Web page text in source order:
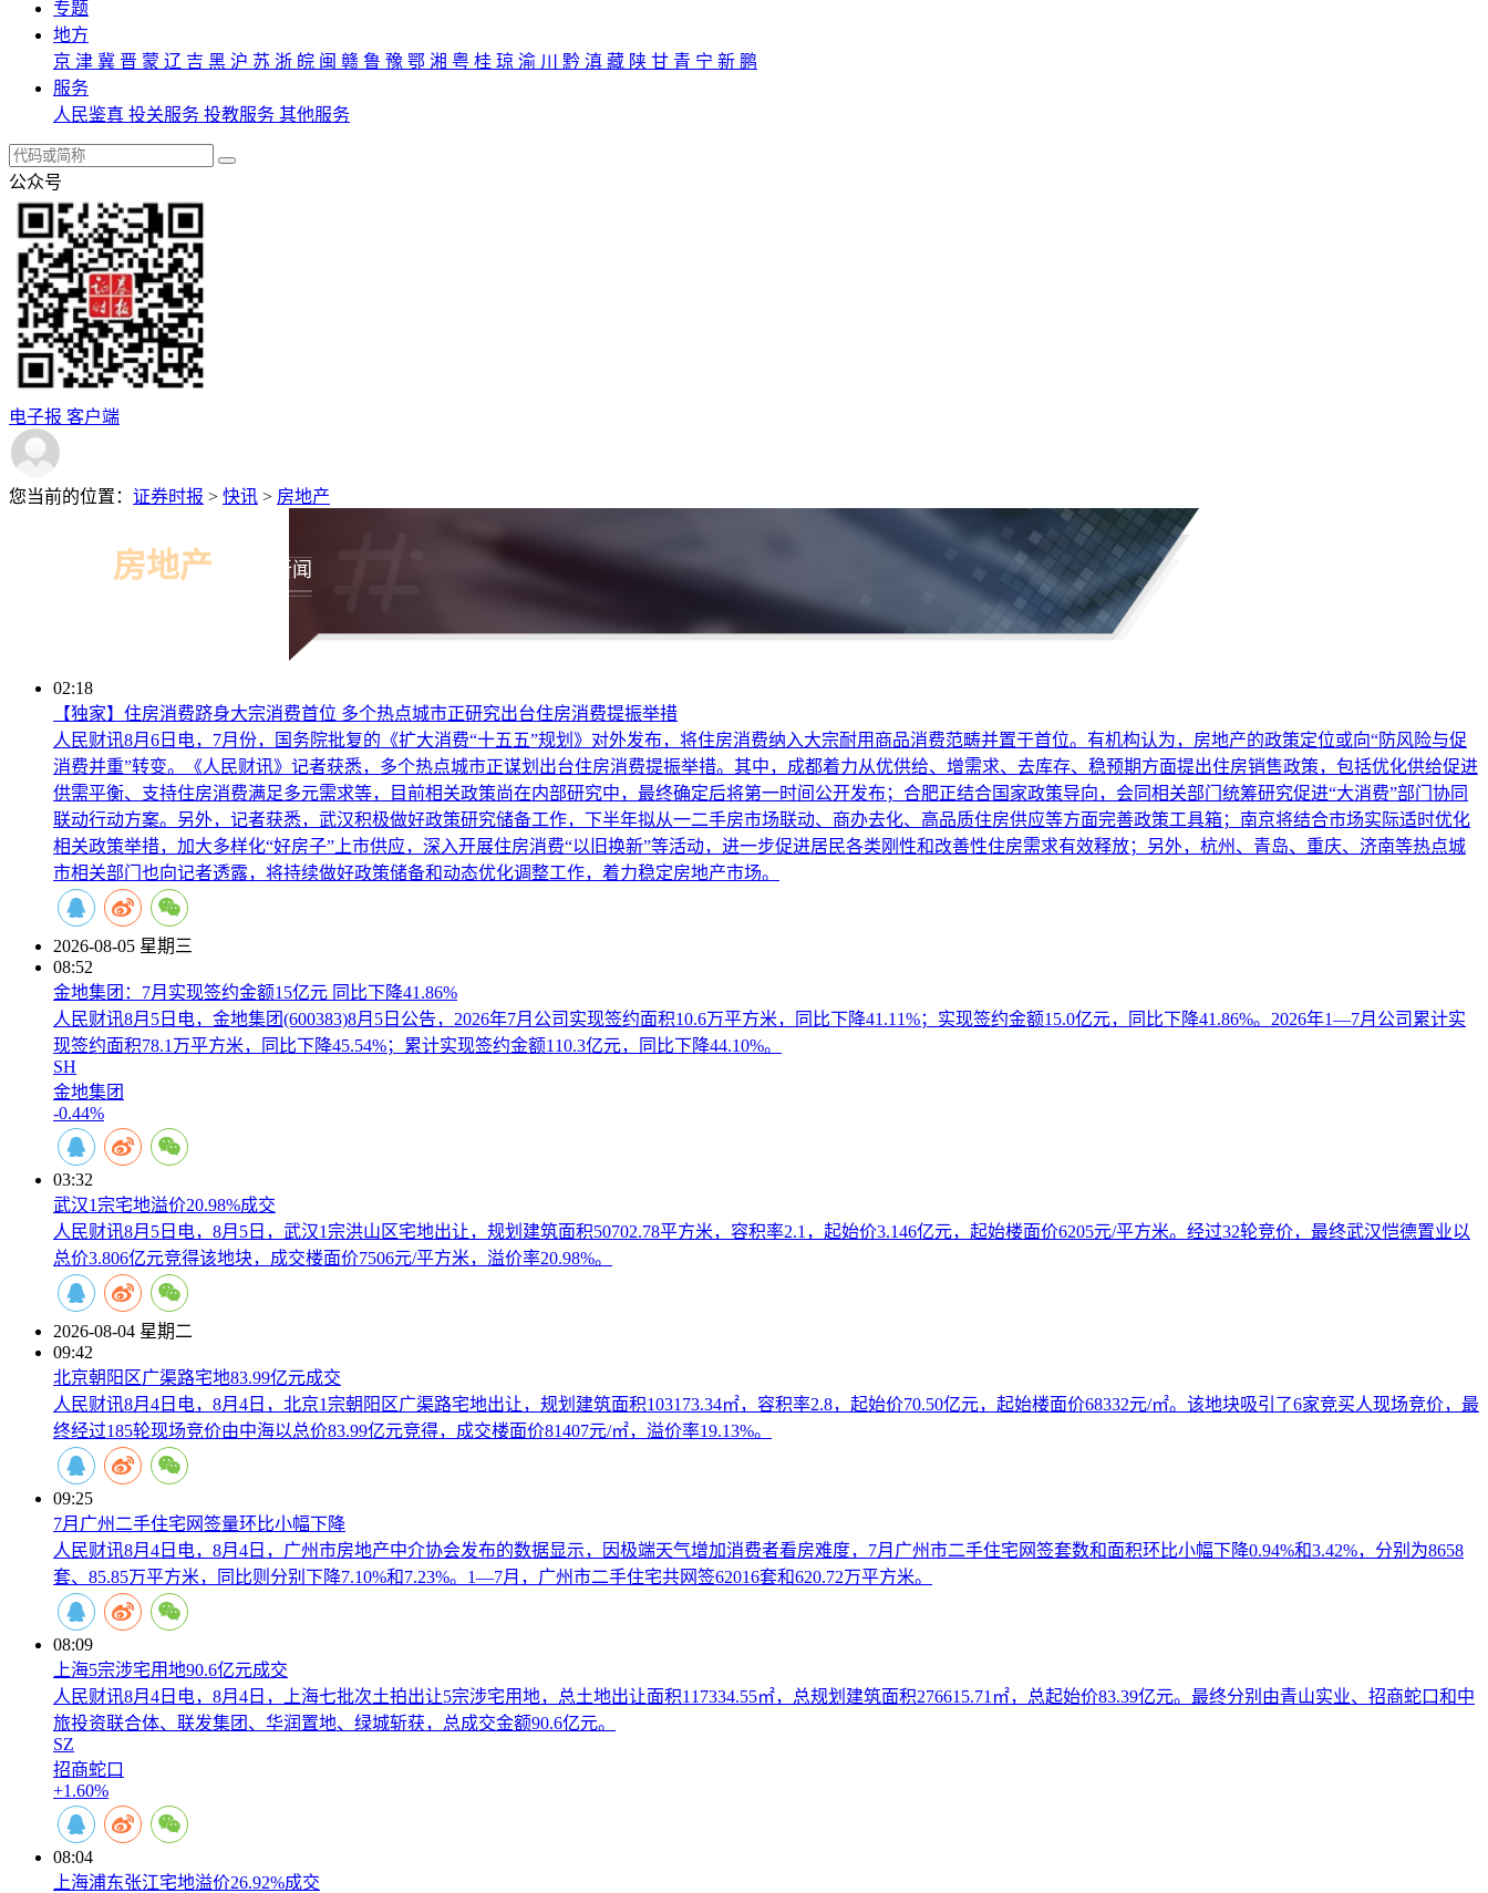
专题
地方
京 津 冀 晋 蒙 辽 吉 黑 沪 苏 浙 皖 闽 赣 鲁 豫 鄂 湘 粤 桂 琼 渝 川 黔 滇 藏 陕 甘 青 宁 新 鹏
服务
人民鉴真 投关服务 投教服务 其他服务
公众号
电子报 客户端
您当前的位置： 证券时报 > 快讯 > 房地产
房地产 相关新闻
02:18
【独家】住房消费跻身大宗消费首位 多个热点城市正研究出台住房消费提振举措
人民财讯8月6日电，7月份，国务院批复的《扩大消费“十五五”规划》对外发布，将住房消费纳入大宗耐用商品消费范畴并置于首位。有机构认为，房地产的政策定位或向“防风险与促
消费并重”转变。《人民财讯》记者获悉，多个热点城市正谋划出台住房消费提振举措。其中，成都着力从优供给、增需求、去库存、稳预期方面提出住房销售政策，包括优化供给促进
供需平衡、支持住房消费满足多元需求等，目前相关政策尚在内部研究中，最终确定后将第一时间公开发布；合肥正结合国家政策导向，会同相关部门统筹研究促进“大消费”部门协同
联动行动方案。另外，记者获悉，武汉积极做好政策研究储备工作，下半年拟从一二手房市场联动、商办去化、高品质住房供应等方面完善政策工具箱；南京将结合市场实际适时优化
相关政策举措，加大多样化“好房子”上市供应，深入开展住房消费“以旧换新”等活动，进一步促进居民各类刚性和改善性住房需求有效释放；另外，杭州、青岛、重庆、济南等热点城
市相关部门也向记者透露，将持续做好政策储备和动态优化调整工作，着力稳定房地产市场。
2026-08-05 星期三
08:52
金地集团：7月实现签约金额15亿元 同比下降41.86%
人民财讯8月5日电，金地集团(600383)8月5日公告，2026年7月公司实现签约面积10.6万平方米，同比下降41.11%；实现签约金额15.0亿元，同比下降41.86%。2026年1—7月公司累计实
现签约面积78.1万平方米，同比下降45.54%；累计实现签约金额110.3亿元，同比下降44.10%。
SH
金地集团
-0.44%
03:32
武汉1宗宅地溢价20.98%成交
人民财讯8月5日电，8月5日，武汉1宗洪山区宅地出让，规划建筑面积50702.78平方米，容积率2.1，起始价3.146亿元，起始楼面价6205元/平方米。经过32轮竞价，最终武汉恺德置业以
总价3.806亿元竞得该地块，成交楼面价7506元/平方米，溢价率20.98%。
2026-08-04 星期二
09:42
北京朝阳区广渠路宅地83.99亿元成交
人民财讯8月4日电，8月4日，北京1宗朝阳区广渠路宅地出让，规划建筑面积103173.34㎡，容积率2.8，起始价70.50亿元，起始楼面价68332元/㎡。该地块吸引了6家竞买人现场竞价，最
终经过185轮现场竞价由中海以总价83.99亿元竞得，成交楼面价81407元/㎡，溢价率19.13%。
09:25
7月广州二手住宅网签量环比小幅下降
人民财讯8月4日电，8月4日，广州市房地产中介协会发布的数据显示，因极端天气增加消费者看房难度，7月广州市二手住宅网签套数和面积环比小幅下降0.94%和3.42%，分别为8658
套、85.85万平方米，同比则分别下降7.10%和7.23%。1—7月，广州市二手住宅共网签62016套和620.72万平方米。
08:09
上海5宗涉宅用地90.6亿元成交
人民财讯8月4日电，8月4日，上海七批次土拍出让5宗涉宅用地，总土地出让面积117334.55㎡，总规划建筑面积276615.71㎡，总起始价83.39亿元。最终分别由青山实业、招商蛇口和中
旅投资联合体、联发集团、华润置地、绿城斩获，总成交金额90.6亿元。
SZ
招商蛇口
+1.60%
08:04
上海浦东张江宅地溢价26.92%成交